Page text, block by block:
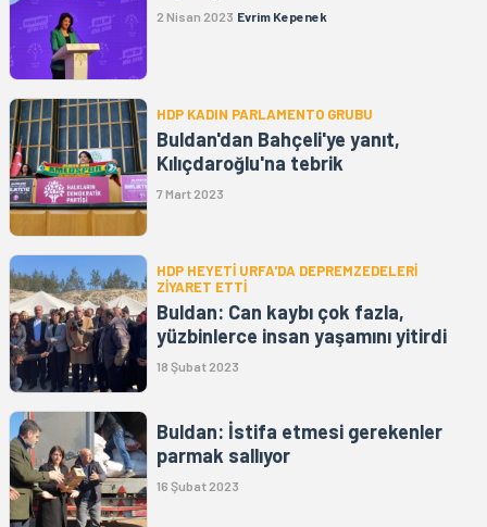
2 Nisan 2023 Evrim Kepenek
HDP KADIN PARLAMENTO GRUBU
Buldan'dan Bahçeli'ye yanıt,
Kılıçdaroğlu'na tebrik
7 Mart 2023
HDP HEYETİ URFA'DA DEPREMZEDELERİ
ZİYARET ETTİ
Buldan: Can kaybı çok fazla,
yüzbinlerce insan yaşamını yitirdi
18 Şubat 2023
Buldan: İstifa etmesi gerekenler
parmak sallıyor
16 Şubat 2023